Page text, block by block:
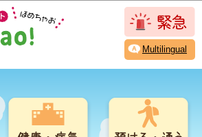
このページの本文へ移動
Multilingual